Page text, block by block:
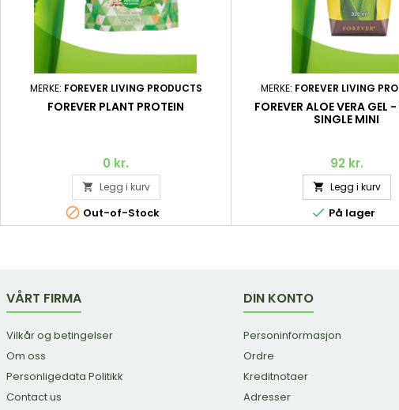
MERKE: FOREVER LIVING PRODUCTS
FOREVER PLANT PROTEIN
0 kr.
 Legg i kurv
 Out-of-Stock
MERKE: FOREVER LIVING
FOREVER ALOE VERA GEL
SINGLE MINI
92 kr.
 Legg i kurv
 På lager
VÅRT FIRMA
Vilkår og betingelser
Om oss
Personligedata Politikk
Contact us
DIN KONTO
Personinformasjon
Ordre
Kreditnotaer
Adresser